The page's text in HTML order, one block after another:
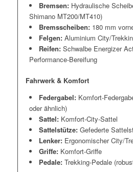
Bremsen:Hydraulische
Shimano MT200/MT410)
Bremsscheiben:180 mm
Felgen:Aluminium City/
Reifen:Schwalbe Energizer
Performance-Bereifung
Fahrwerk & Komfort
Federgabel:Komfort-
oder ähnlich)
Sattel:Komfort-City-Sattel
Sattelstütze:Gefederte
Lenker:Ergonomischer City/
Griffe:Komfort-Griffe
Pedale:Trekking-Pedale